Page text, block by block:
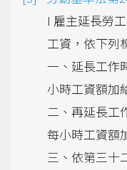
I 雇主延長勞
工資，依下列
一、延長工作
小時工資額加
二、再延長工
每小時工資額
三、依第三十